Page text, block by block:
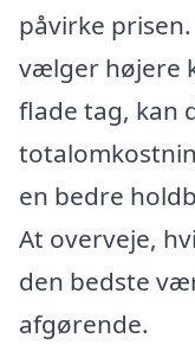
påvirke
vælger højere
flade tag, kan
en bedre
At overveje,
den bedste
afgørende.